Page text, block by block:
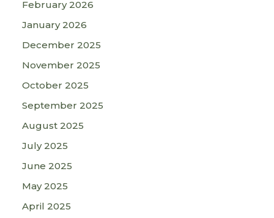
February 2026
January 2026
December 2025
November 2025
October 2025
September 2025
August 2025
July 2025
June 2025
May 2025
April 2025